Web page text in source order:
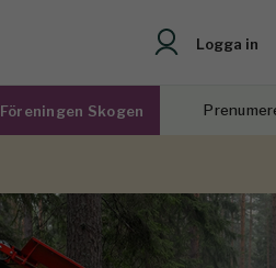
Logga in
Föreningen Skogen